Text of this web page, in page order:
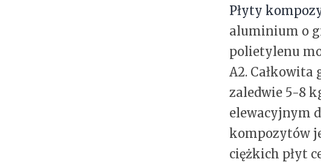
Płyty
aluminium o
polietylenu
A2. Całkowita
zaledwie 5-8
elewacyjnym
kompozytów
ciężkich płyt